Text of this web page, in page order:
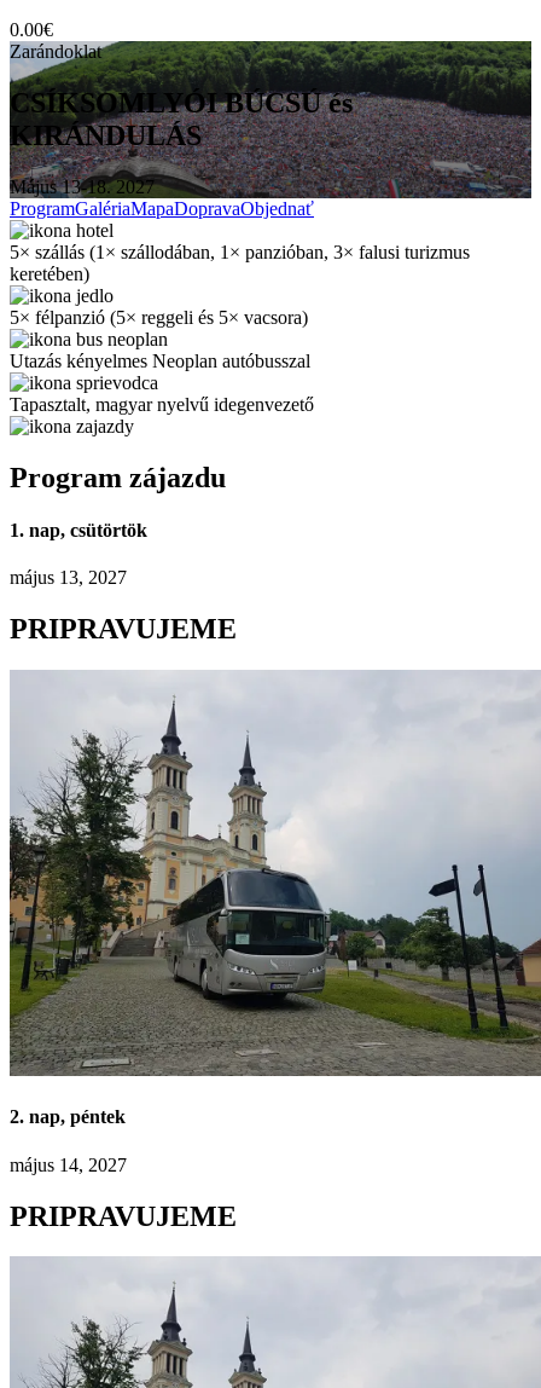
0.00€
Zarándoklat
CSÍKSOMLYÓI BÚCSÚ és
KIRÁNDULÁS
Május 13-18. 2027
ProgramGalériaMapaDopravaObjednať
5× szállás (1× szállodában, 1× panzióban, 3× falusi turizmus
keretében)
5× félpanzió (5× reggeli és 5× vacsora)
Utazás kényelmes Neoplan autóbusszal
Tapasztalt, magyar nyelvű idegenvezető
Program zájazdu
1. nap, csütörtök
május 13, 2027
PRIPRAVUJEME
2. nap, péntek
május 14, 2027
PRIPRAVUJEME